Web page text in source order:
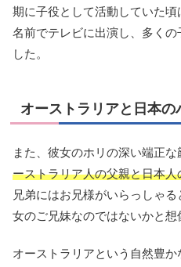
期に子役として活動していた
名前でテレビに出演し、多く
した。
オーストラリアと日本の
また、彼女のホリの深い端正な
ーストラリア人の父親と日本
兄弟にはお兄様がいらっしゃ
女のご兄妹なのではないかと想
オーストラリアという自然豊